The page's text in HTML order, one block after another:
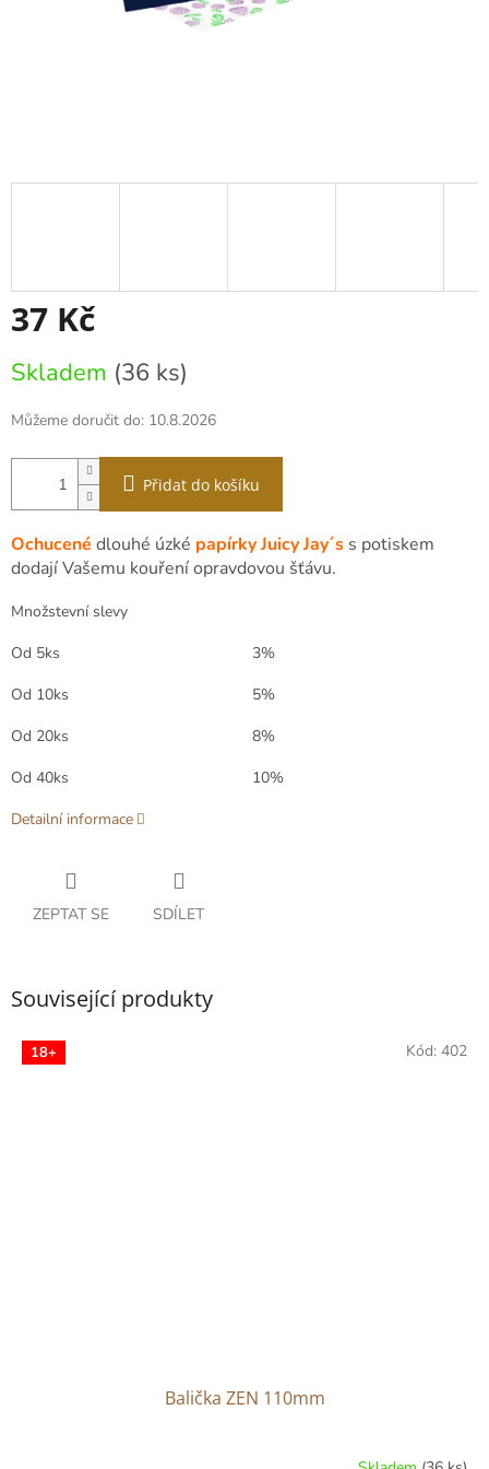
37 Kč
cena:
Skladem (36 ks)
Můžeme doručit do: 10.8.2026
Přidat do košíku
Ochucené dlouhé úzké papírky Juicy Jay´s s potiskem
dodají Vašemu kouření opravdovou šťávu.
Množstevní slevy
Od 5ks
3%
Od 10ks
5%
Od 20ks
8%
Od 40ks
10%
Detailní informace
ZEPTAT SE SDÍLET
Související produkty
18+
Balička ZEN 110mm
Kód: 402